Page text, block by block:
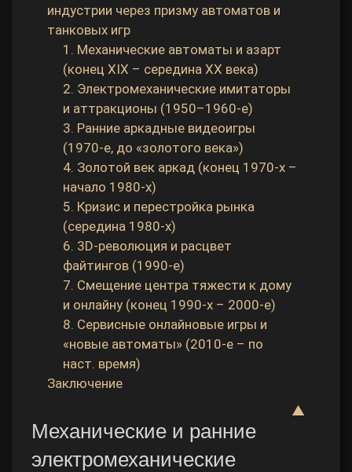
индустрии через призму автоматов и
танковых игр
1. Механические автоматы и азарт
(конец XIX – середина XX века)
2. Электромеханические имитаторы
и аттракционы (1950–1960‑е)
3. Ранние аркадные видеоигры
(1970‑е, до «золотого века»)
4. Золотой век аркад (конец 1970‑х –
начало 1980‑х)
5. Кризис и перестройка рынка
(середина 1980‑х)
6. 3D‑революция и расцвет
файтингов (1990‑е)
7. Смещение центра тяжести к дому
и онлайну (конец 1990‑х – 2000‑е)
8. Сервисные онлайновые игры и
«новые автоматы» (2010‑е – по
наст. время)
Заключение
▲
Механические и ранние
электромеханические